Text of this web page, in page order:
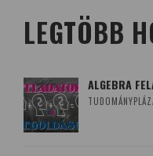
LEGTÖBB
ALGEBRA